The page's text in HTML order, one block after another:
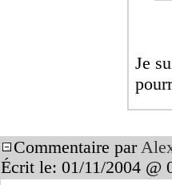
Je
Commentaire par
Écrit le: 01/11/2004 @